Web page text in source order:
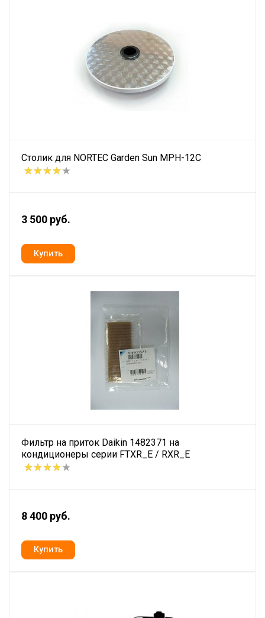
Столик для NORTEC Garden Sun MPH-12C
3 500 руб.
Фильтр на приток Daikin 1482371 на
кондиционеры серии FTXR_E / RXR_E
8 400 руб.